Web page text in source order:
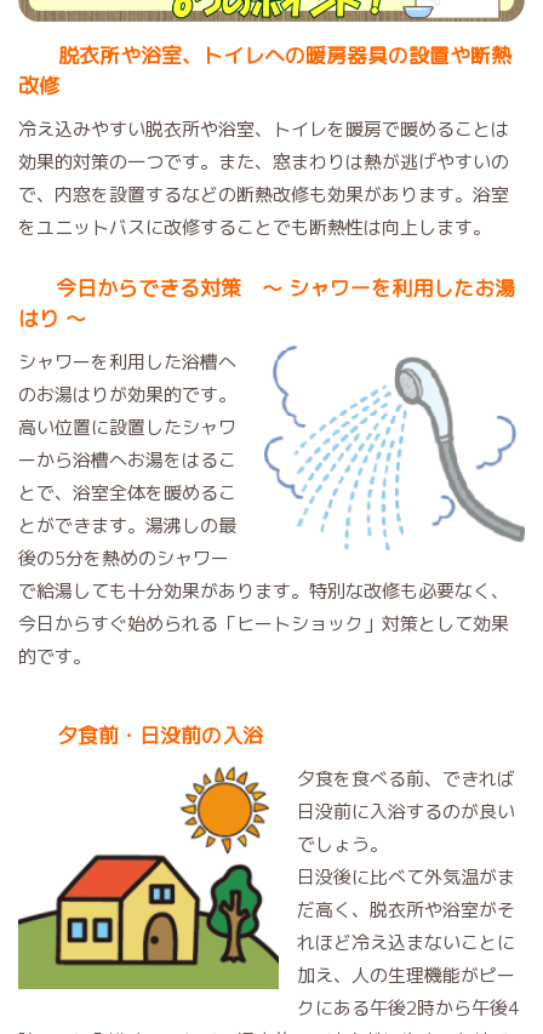
脱衣所や浴室、トイレへの暖房器具の設置や断熱
改修
冷え込みやすい脱衣所や浴室、トイレを暖房で暖めることは
効果的対策の一つです。また、窓まわりは熱が逃げやすいの
で、内窓を設置するなどの断熱改修も効果があります。浴室
をユニットバスに改修することでも断熱性は向上します。
今日からできる対策 ～ シャワーを利用したお湯
はり ～
シャワーを利用した浴槽へ
のお湯はりが効果的です。
高い位置に設置したシャワ
ーから浴槽へお湯をはるこ
とで、浴室全体を暖めるこ
とができます。湯沸しの最
後の5分を熱めのシャワー
で給湯しても十分効果があります。特別な改修も必要なく、
今日からすぐ始められる「ヒートショック」対策として効果
的です。
夕食前・日没前の入浴
夕食を食べる前、できれば
日没前に入浴するのが良い
でしょう。
日没後に比べて外気温がま
だ高く、脱衣所や浴室がそ
れほど冷え込まないことに
加え、人の生理機能がピー
クにある午後2時から午後4